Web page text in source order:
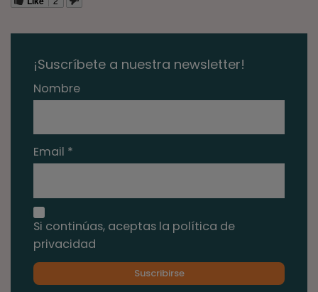
¡Suscríbete a nuestra newsletter!
Nombre
Email *
Si continúas, aceptas la política de
privacidad